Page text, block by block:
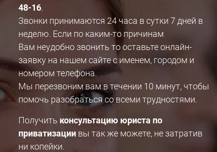
48-16.
Звонки принимаются 24 часа в сутки 7 дней в
неделю. Если по каким-то причинам
Вам неудобно звонить то оставьте онлайн-
заявку на нашем сайте с именем, городом и
номером телефона.
Мы перезвоним вам в течении 10 минут, чтобы
помочь разобраться со всеми трудностями.
Получить консультацию юриста по
приватизации вы так же можете, не затратив
ни копейки.